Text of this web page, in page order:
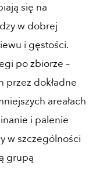
się na
w dobrej
i gęstości.
po zbiorze –
przez dokładne
areałach
i palenie
w szczególności
grupą